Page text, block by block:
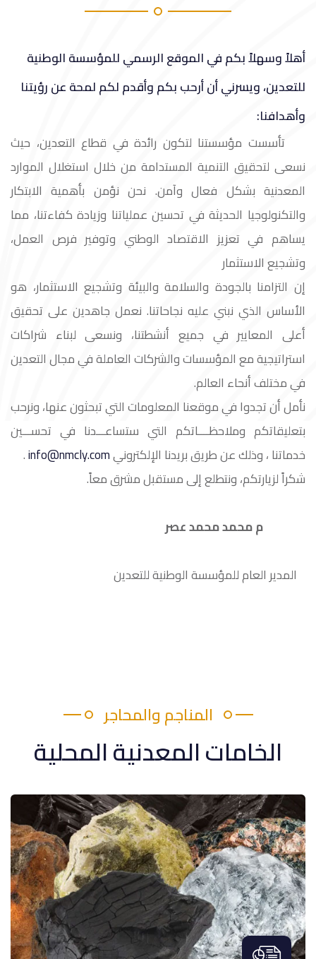
أهلاً وسهلاً بكم في الموقع الرسمي للمؤسسة الوطنية
للتعدين، ويسرني أن أرحب بكم وأقدم لكم لمحة عن رؤيتنا
وأهدافنا:
تأسست مؤسستنا لتكون رائدة في قطاع التعدين، حيث
نسعى لتحقيق التنمية المستدامة من خلال استغلال الموارد
المعدنية بشكل فعال وآمن. نحن نؤمن بأهمية الابتكار
والتكنولوجيا الحديثة في تحسين عملياتنا وزيادة كفاءتنا، مما
يساهم في تعزيز الاقتصاد الوطني وتوفير فرص العمل،
وتشجيع الاستثمار
إن التزامنا بالجودة والسلامة والبيئة وتشجيع الاستثمار، هو
الأساس الذي نبني عليه نجاحاتنا. نعمل جاهدين على تحقيق
أعلى المعايير في جميع أنشطتنا، ونسعى لبناء شراكات
استراتيجية مع المؤسسات والشركات العاملة في مجال التعدين
في مختلف أنحاء العالم.
نأمل أن تجدوا في موقعنا المعلومات التي تبحثون عنها، ونرحب
بتعليقاتكم وملاحظــــاتكم التي ستساعـــدنا في تحســـين
خدماتنا ، وذلك عن طريق بريدنا الإلكترونيinfo@nmcly.com
.
شكراً لزيارتكم، ونتطلع إلى مستقبل مشرق معاً.
م محمد محمد عصر
المدير العام للمؤسسة الوطنية للتعدين
المناجم والمحاجر
الخامات المعدنية المحلية